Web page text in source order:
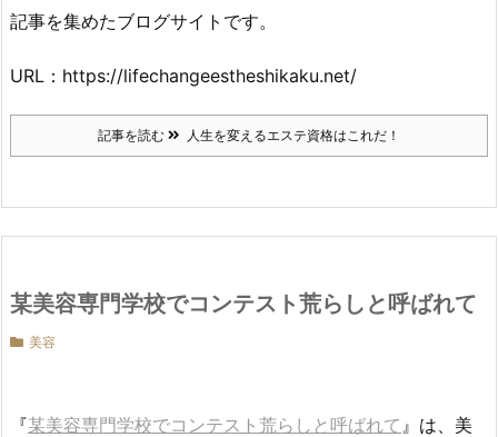
記事を集めたブログサイトです。
URL：https://lifechangeestheshikaku.net/
記事を読む 人生を変えるエステ資格はこれだ！
某美容専門学校でコンテスト荒らしと呼ばれて
美容
『某美容専門学校でコンテスト荒らしと呼ばれて 』は、美